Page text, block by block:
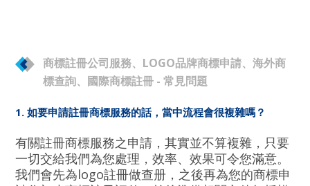
商標註冊公司服務、LOGO品牌商標申請、海外商
標查詢、國際商標註冊 - 常見問題
1. 如要申請註冊商標服務的話，當中流程會很複雜嗎？
有關註冊商標服務之申請，其實並不算複雜，只要
一切交給我們為您處理，效率、效果可令您滿意。
我們會先為logo註冊做查册，之後再為您的商標申